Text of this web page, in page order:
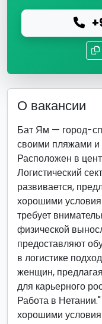
О вакансии
Бат Ям — город-
своими пляжами и
Расположен в
Логистический
развивается,
хорошими
требует
физической
предоставляют
в логистике
женщин,
для карьерного
Работа в
хорошими